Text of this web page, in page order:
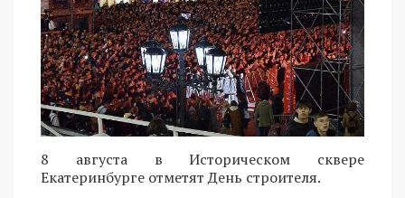
8 августа в Историческом сквере
Екатеринбурге отметят День строителя.